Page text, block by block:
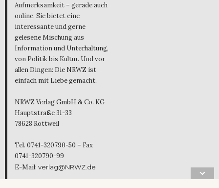
Aufmerksamkeit – gerade auch
online. Sie bietet eine
interessante und gerne
gelesene Mischung aus
Information und Unterhaltung,
von Politik bis Kultur. Und vor
allen Dingen: Die NRWZ ist
einfach mit Liebe gemacht.
NRWZ Verlag GmbH & Co. KG
Hauptstraße 31-33
78628 Rottweil
Tel. 0741-320790-50 – Fax
0741-320790-99
E-Mail: verlag@NRWZ.de